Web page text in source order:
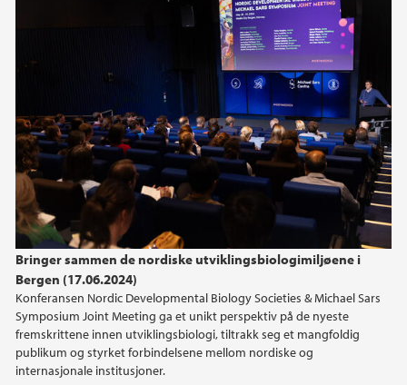
Bringer sammen de nordiske utviklingsbiologimiljøene i
Bergen (17.06.2024)
Konferansen Nordic Developmental Biology Societies & Michael Sars
Symposium Joint Meeting ga et unikt perspektiv på de nyeste
fremskrittene innen utviklingsbiologi, tiltrakk seg et mangfoldig
publikum og styrket forbindelsene mellom nordiske og
internasjonale institusjoner.